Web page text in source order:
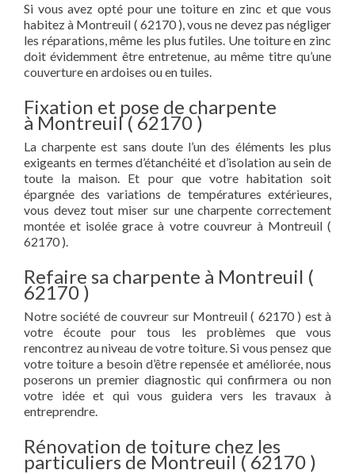
Si vous avez opté pour une toiture en zinc et que vous
habitez à Montreuil ( 62170 ), vous ne devez pas négliger
les réparations, même les plus futiles. Une toiture en zinc
doit évidemment être entretenue, au même titre qu’une
couverture en ardoises ou en tuiles.
Fixation et pose de charpente
à Montreuil ( 62170 )
La charpente est sans doute l’un des éléments les plus
exigeants en termes d’étanchéité et d’isolation au sein de
toute la maison. Et pour que votre habitation soit
épargnée des variations de températures extérieures,
vous devez tout miser sur une charpente correctement
montée et isolée grace à votre couvreur à Montreuil (
62170 ).
Refaire sa charpente à Montreuil (
62170 )
Notre société de couvreur sur Montreuil ( 62170 ) est à
votre écoute pour tous les problèmes que vous
rencontrez au niveau de votre toiture. Si vous pensez que
votre toiture a besoin d’être repensée et améliorée, nous
poserons un premier diagnostic qui confirmera ou non
votre idée et qui vous guidera vers les travaux à
entreprendre.
Rénovation de toiture chez les
particuliers de Montreuil ( 62170 )